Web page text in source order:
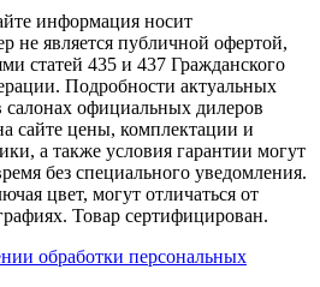
информация носит
не является публичной офертой,
статей 435 и 437 Гражданского
Подробности актуальных
официальных дилеров
сайте цены, комплектации и
а также условия гарантии могут
без специального уведомления.
цвет, могут отличаться от
Товар сертифицирован.
обработки персональных